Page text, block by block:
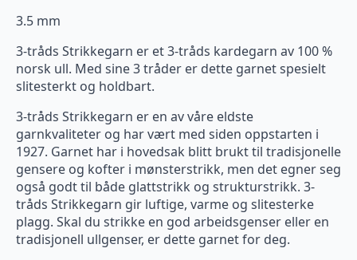
3.5 mm
3-tråds Strikkegarn er et 3-tråds kardegarn av 100 %
norsk ull. Med sine 3 tråder er dette garnet spesielt
slitesterkt og holdbart.
3-tråds Strikkegarn er en av våre eldste
garnkvaliteter og har vært med siden oppstarten i
1927. Garnet har i hovedsak blitt brukt til tradisjonelle
gensere og kofter i mønsterstrikk, men det egner seg
også godt til både glattstrikk og strukturstrikk. 3-
tråds Strikkegarn gir luftige, varme og slitesterke
plagg. Skal du strikke en god arbeidsgenser eller en
tradisjonell ullgenser, er dette garnet for deg.